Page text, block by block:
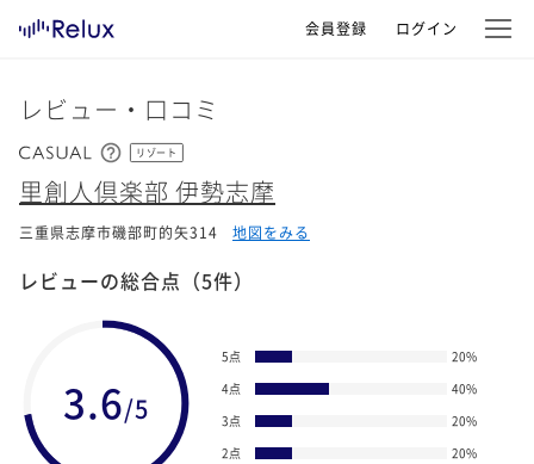
会員登録 ログイン
レビュー・口コミ
リゾート
里創人倶楽部 伊勢志摩
三重県志摩市磯部町的矢314 地図をみる
レビューの総合点 （5件）
3.6/5
5点 20%
4点
40%
3点
20%
2点
20%